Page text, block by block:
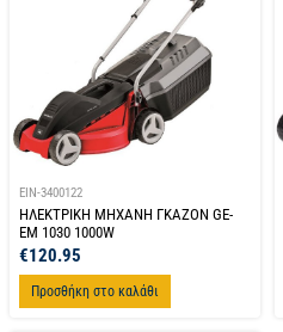
EIN-3400122
ΗΛΕΚΤΡΙΚΗ ΜΗΧΑΝΗ ΓΚΑΖΟΝ GE-
EM 1030 1000W
€120.95
Προσθήκη στο καλάθι